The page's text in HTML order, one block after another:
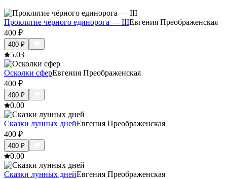
Проклятие чёрного единорога — IIIЕвгения Преображенская
400 ₽
400 ₽
5.03
Осколки сферЕвгения Преображенская
400 ₽
400 ₽
0.00
Сказки лунных днейЕвгения Преображенская
400 ₽
400 ₽
0.00
Сказки лунных днейЕвгения Преображенская